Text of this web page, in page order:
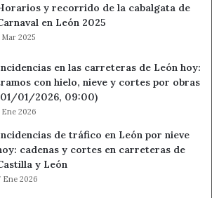
siguiendo el esfuerzo realizado
por la Junta de Castilla y León,
el precio medio de las primeras
en las universidades públicas de
37 % más barato que hace un lustro.
entre las comunidades con los
que estos precios sean aún más
curso ya es efectiva una nueva
los precios de la primera matrícula de
y recorrido de la cabalgata de
en León 2025
Mar 2025
en las carreteras de León hoy:
con hielo, nieve y cortes por obras
01/2026, 09:00)
Ene 2026
de tráfico en León por nieve
cadenas y cortes en carreteras de
y León
Ene 2026